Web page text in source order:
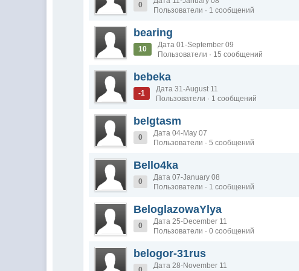
0
Пользователи · 1 сообщений
bearing
10
Дата 01-September 09
Пользователи · 15 сообщений
bebeka
-1
Дата 31-August 11
Пользователи · 1 сообщений
belgtasm
0
Дата 04-May 07
Пользователи · 5 сообщений
Bello4ka
0
Дата 07-January 08
Пользователи · 1 сообщений
BeloglazowaYlya
0
Дата 25-December 11
Пользователи · 0 сообщений
belogor-31rus
Дата 28-November 11